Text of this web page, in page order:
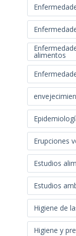
alimentos
Erupciones
Estudios
Estudios
Higiene de
Higiene y